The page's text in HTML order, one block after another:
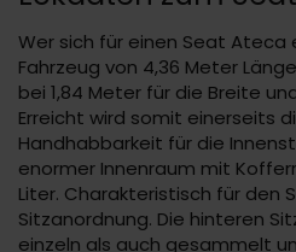
Wer sich für einen Seat
Fahrzeug von 4,36 Meter
bei 1,84 Meter für die Breite
Erreicht wird somit einerseits
Handhabbarkeit für die
enormer Innenraum mit
Liter. Charakteristisch für den
Sitzanordnung. Die hinteren
einzeln als auch gesammelt